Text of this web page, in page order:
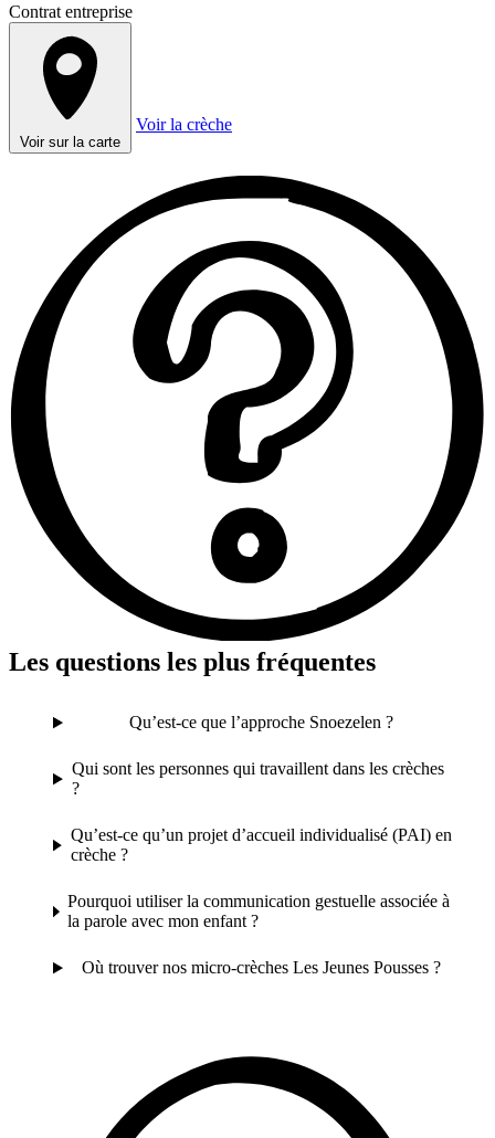
Contrat entreprise
Voir sur la carte
Voir la crèche
Les questions les plus fréquentes
Qu’est-ce que l’approche Snoezelen ?
Qui sont les personnes qui travaillent dans les crèches
?
Qu’est-ce qu’un projet d’accueil individualisé (PAI) en
crèche ?
Pourquoi utiliser la communication gestuelle associée à
la parole avec mon enfant ?
Où trouver nos micro-crèches Les Jeunes Pousses ?